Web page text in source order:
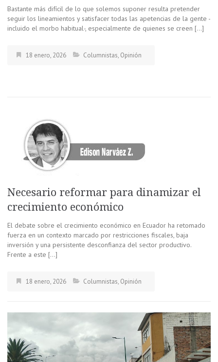
Bastante más difícil de lo que solemos suponer resulta pretender
seguir los lineamientos y satisfacer todas las apetencias de la gente -
incluido el morbo habitual-, especialmente de quienes se creen […]
18 enero, 2026 Columnistas, Opinión
Necesario reformar para dinamizar el
crecimiento económico
El debate sobre el crecimiento económico en Ecuador ha retomado
fuerza en un contexto marcado por restricciones fiscales, baja
inversión y una persistente desconfianza del sector productivo.
Frente a este […]
18 enero, 2026 Columnistas, Opinión